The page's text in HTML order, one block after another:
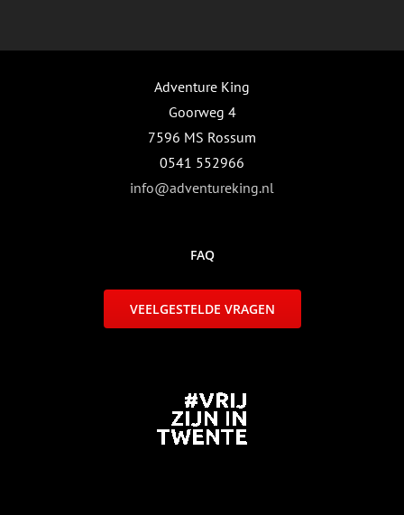
Adventure King
Goorweg 4
7596 MS Rossum
0541 552966
info@adventureking.nl
FAQ
VEELGESTELDE VRAGEN